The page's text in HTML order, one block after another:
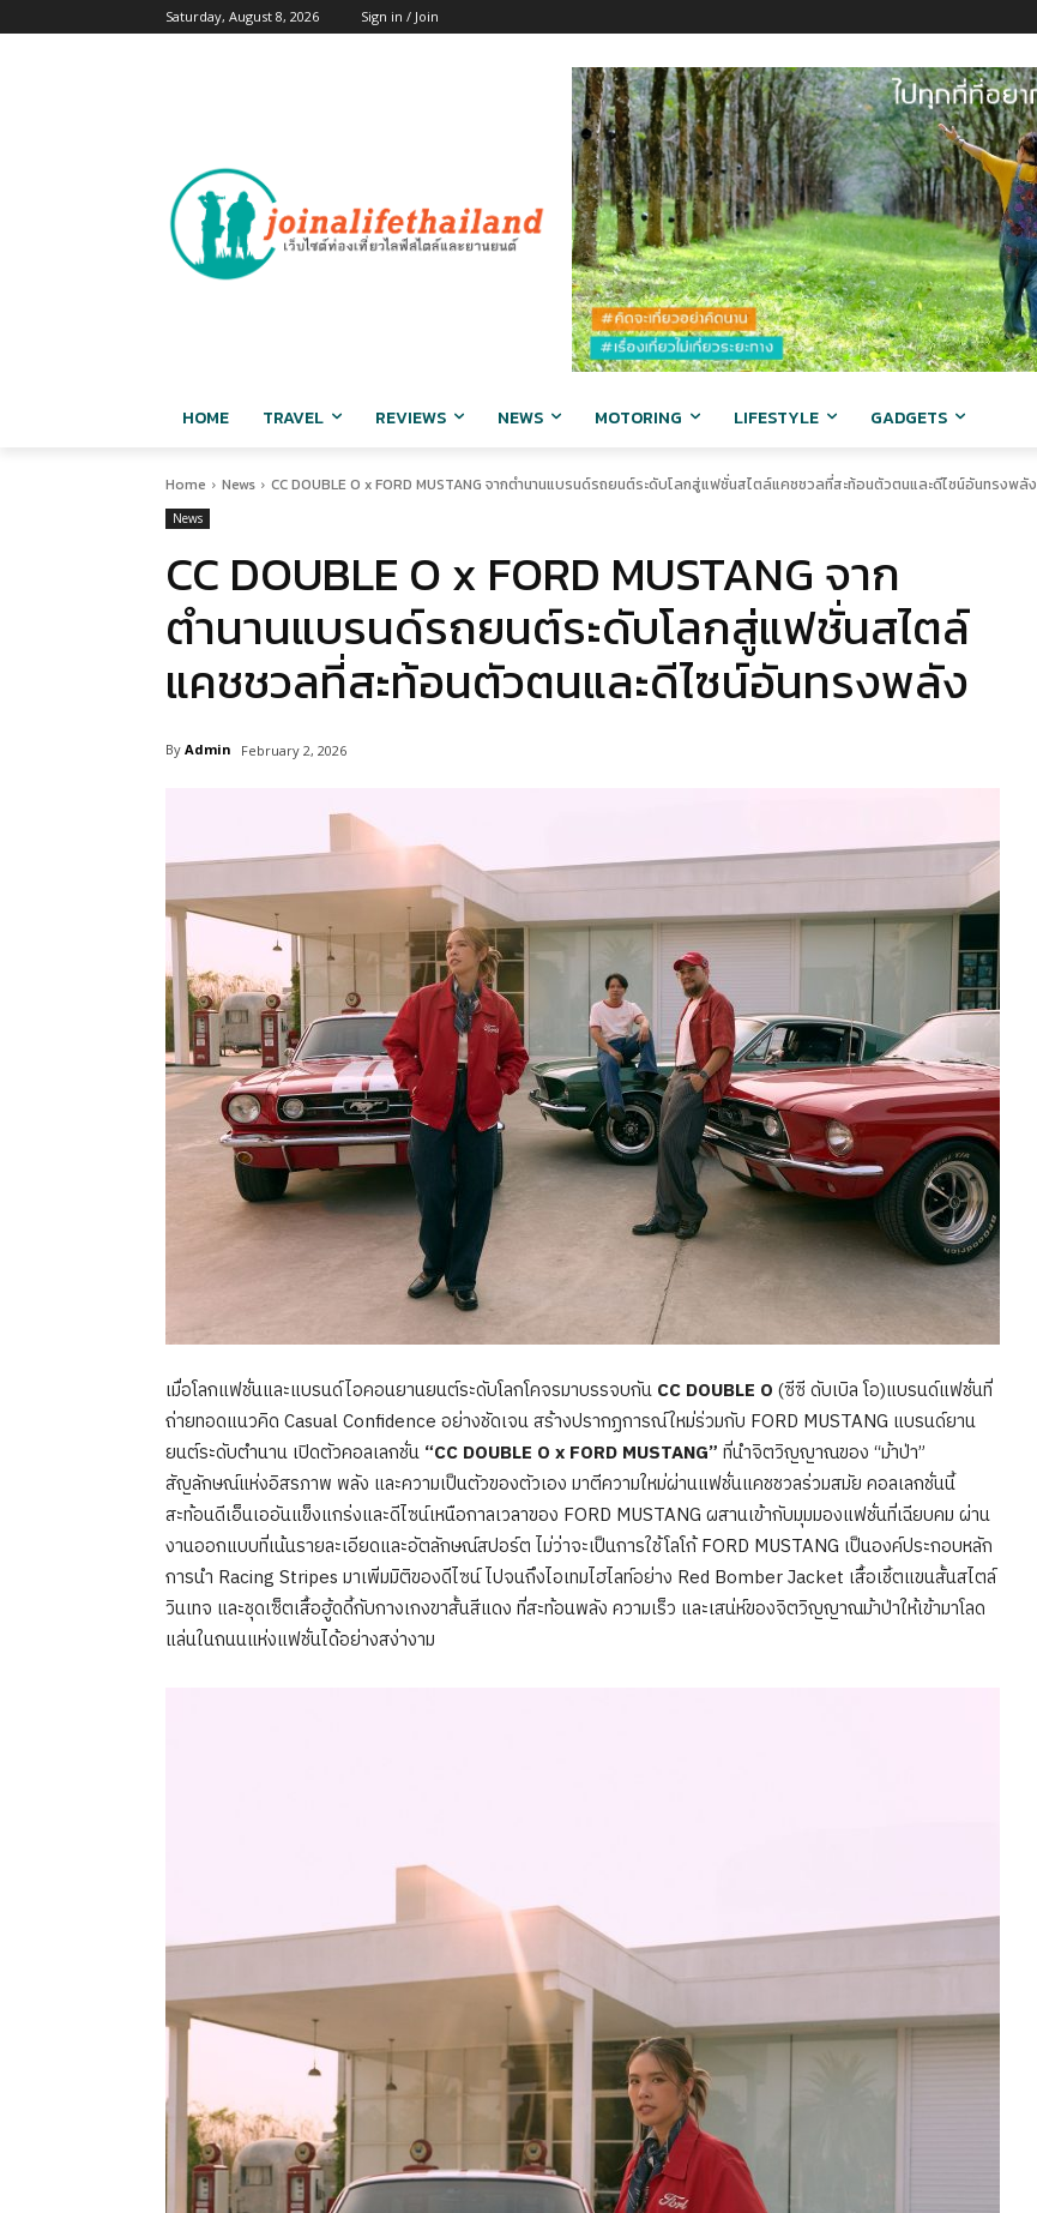
Saturday, August 8, 2026 Sign in / Join
HOME TRAVEL REVIEWS NEWS MOTORING LIFESTYLE GADGETS
Home News CC DOUBLE O x FORD MUSTANG จากตำนานแบรนด์รถยนต์ระดับโลกสู่แฟชั่นสไตล์แคชชวลที่สะท้อนตัวตนและดีไซน์อันทรงพลัง
News
CC DOUBLE O x FORD MUSTANG จาก
ตำนานแบรนด์รถยนต์ระดับโลกสู่แฟชั่นสไตล์
แคชชวลที่สะท้อนตัวตนและดีไซน์อันทรงพลัง
By Admin February 2, 2026
เมื่อโลกแฟชั่นและแบรนด์ไอคอนยานยนต์ระดับโลกโคจรมาบรรจบกัน CC DOUBLE O (ซีซี ดับเบิล โอ)แบรนด์แฟชั่นที่
ถ่ายทอดแนวคิด Casual Confidence อย่างชัดเจน สร้างปรากฏการณ์ใหม่ร่วมกับ FORD MUSTANG แบรนด์ยาน
ยนต์ระดับตำนาน เปิดตัวคอลเลกชั่น “CC DOUBLE O x FORD MUSTANG” ที่นำจิตวิญญาณของ “ม้าป่า”
สัญลักษณ์แห่งอิสรภาพ พลัง และความเป็นตัวของตัวเอง มาตีความใหม่ผ่านแฟชั่นแคชชวลร่วมสมัย คอลเลกชั่นนี้
สะท้อนดีเอ็นเออันแข็งแกร่งและดีไซน์เหนือกาลเวลาของ FORD MUSTANG ผสานเข้ากับมุมมองแฟชั่นที่เฉียบคม ผ่าน
งานออกแบบที่เน้นรายละเอียดและอัตลักษณ์สปอร์ต ไม่ว่าจะเป็นการใช้โลโก้ FORD MUSTANG เป็นองค์ประกอบหลัก
การนำ Racing Stripes มาเพิ่มมิติของดีไซน์ ไปจนถึงไอเทมไฮไลท์อย่าง Red Bomber Jacket เสื้อเชิ้ตแขนสั้นสไตล์
วินเทจ และชุดเซ็ตเสื้อฮู้ดดี้กับกางเกงขาสั้นสีแดง ที่สะท้อนพลัง ความเร็ว และเสน่ห์ของจิตวิญญาณม้าป่าให้เข้ามาโลด
แล่นในถนนแห่งแฟชั่นได้อย่างสง่างาม